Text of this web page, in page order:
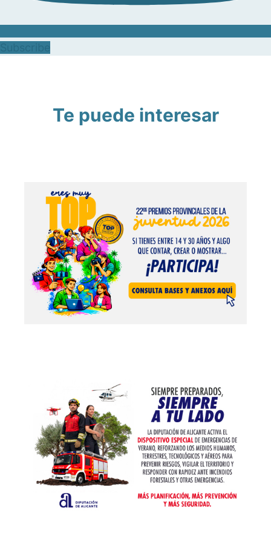
Te puede interesar